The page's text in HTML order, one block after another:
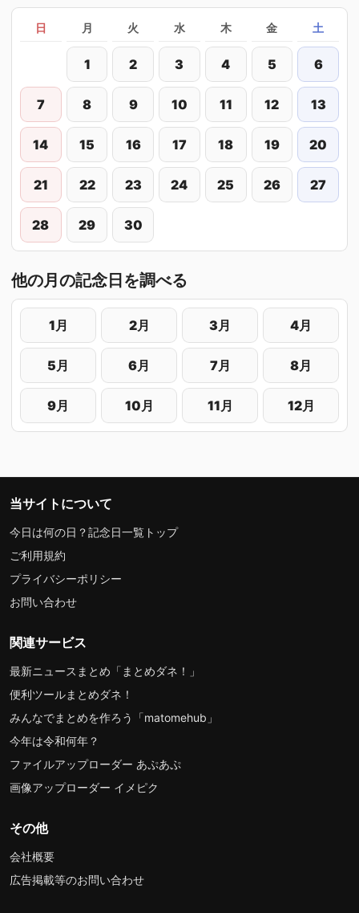
日 月 火 水 木 金 土
1 2 3 4 5 6
7 8 9 10 11 12 13
14 15 16 17 18 19 20
21 22 23 24 25 26 27
28 29 30
他の月の記念日を調べる
1月 2月 3月 4月
5月 6月 7月 8月
9月 10月 11月 12月
当サイトについて
今日は何の日？記念日一覧トップ
ご利用規約
プライバシーポリシー
お問い合わせ
関連サービス
最新ニュースまとめ「まとめダネ！」
便利ツールまとめダネ！
みんなでまとめを作ろう「matomehub」
今年は令和何年？
ファイルアップローダー あぷあぷ
画像アップローダー イメピク
その他
会社概要
広告掲載等のお問い合わせ